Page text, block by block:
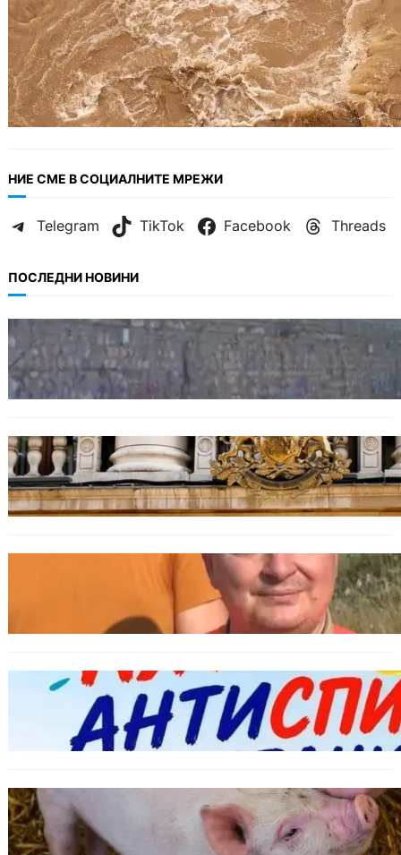
НИЕ СМЕ В СОЦИАЛНИТЕ МРЕЖИ
Telegram TikTok Facebook Threads
ПОСЛЕДНИ НОВИНИ
БЪЛГАРИЯ
Ограничават движението по улица
„Вълноломна“ във Варна
БЪЛГАРИЯ
Дрон навлезе в България край границата с
Румъния
МЗХ: Ловните билети ще могат да се
издават онлайн
БЪЛГАРИЯ
Варна предлага безплатни и анонимни
тестове за ХИВ и други инфекции през
август
Тревога във Варненско: Африканска чума
по свинете е открита край Гроздьово